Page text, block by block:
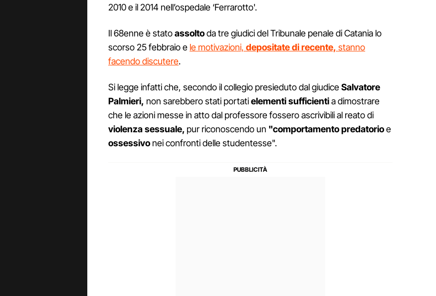
2010 e il 2014 nell’ospedale ‘Ferrarotto'.
Il 68enne è statoassoltoda tre giudici del Tribunale penale di Catania lo
scorso 25 febbraio e le motivazioni, depositate di recente, stanno
facendo discutere.
Si legge infatti che, secondo il collegio presieduto dal giudiceSalvatore
Palmieri, non sarebbero stati portatielementi sufficientia dimostrare
che le azioni messe in atto dal professore fossero ascrivibili al reato di
violenza sessuale, pur riconoscendo un "comportamento predatorioe
ossessivo nei confronti delle studentesse".